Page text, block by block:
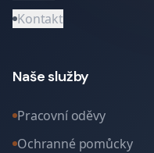
Kontakt
Naše služby
Pracovní oděvy
Ochranné pomůcky